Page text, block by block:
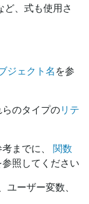
ど、式も使用さ
ジェクト名 を参
のタイプのリテ
までに、 関数
参照してください
ユーザー変数、